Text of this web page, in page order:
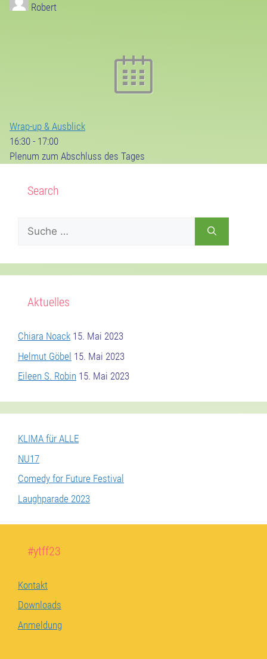
Robert
Wrap-up & Ausblick
16:30 - 17:00
Plenum zum Abschluss des Tages
Search
Suche
nach:
Aktuelles
Chiara Noack 15. Mai 2023
Helmut Göbel 15. Mai 2023
Eileen S. Robin 15. Mai 2023
KLIMA für ALLE
NU17
Comedy for Future Festival
Laughparade 2023
#ytff23
Kontakt
Downloads
Anmeldung